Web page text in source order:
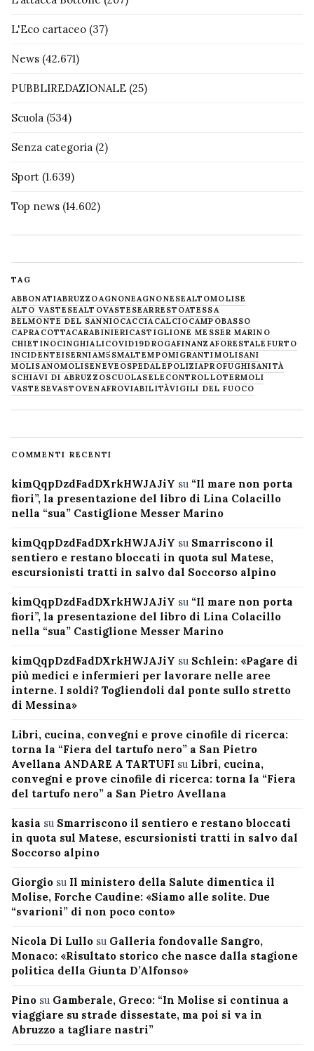
L'Eco cartaceo (37)
News (42.671)
PUBBLIREDAZIONALE (25)
Scuola (534)
Senza categoria (2)
Sport (1.639)
Top news (14.602)
TAG
ABBONATIABRUZZOAGNONEAGNONESEALTOMOLISE
ALTO VASTESEALTOVASTESEARRESTOATESSA
BELMONTE DEL SANNIOCACCIACALCIOCAMPOBASSO
CAPRACOTTACARABINIERICASTIGLIONE MESSER MARINO
CHIETINOCINGHIALICOVID19DROGAFINANZAFORESTALE FURTO
INCIDENTEISERNIAM5SMALTEMPOMIGRANTIMOLISANI
MOLISANOMOLISENEVE OSPEDALEPOLIZIAPROFUGHISANITÀ
SCHIAVI DI ABRUZZOSCUOLASELECONTROLLOTERMOLI
VASTESEVASTOVENAFROVIABILITÀVIGILI DEL FUOCO
COMMENTI RECENTI
kimQqpDzdFadDXrkHWJAJiY su “Il mare non porta
fiori”, la presentazione del libro di Lina Colacillo
nella “sua” Castiglione Messer Marino
kimQqpDzdFadDXrkHWJAJiY su Smarriscono il
sentiero e restano bloccati in quota sul Matese,
escursionisti tratti in salvo dal Soccorso alpino
kimQqpDzdFadDXrkHWJAJiY su “Il mare non porta
fiori”, la presentazione del libro di Lina Colacillo
nella “sua” Castiglione Messer Marino
kimQqpDzdFadDXrkHWJAJiY su Schlein: «Pagare di
più medici e infermieri per lavorare nelle aree
interne. I soldi? Togliendoli dal ponte sullo stretto
di Messina»
Libri, cucina, convegni e prove cinofile di ricerca:
torna la “Fiera del tartufo nero” a San Pietro
Avellana ANDARE A TARTUFI su Libri, cucina,
convegni e prove cinofile di ricerca: torna la “Fiera
del tartufo nero” a San Pietro Avellana
kasia su Smarriscono il sentiero e restano bloccati
in quota sul Matese, escursionisti tratti in salvo dal
Soccorso alpino
Giorgio su Il ministero della Salute dimentica il
Molise, Forche Caudine: «Siamo alle solite. Due
“svarioni” di non poco conto»
Nicola Di Lullo su Galleria fondovalle Sangro,
Monaco: «Risultato storico che nasce dalla stagione
politica della Giunta D’Alfonso»
Pino su Gamberale, Greco: “In Molise si continua a
viaggiare su strade dissestate, ma poi si va in
Abruzzo a tagliare nastri”